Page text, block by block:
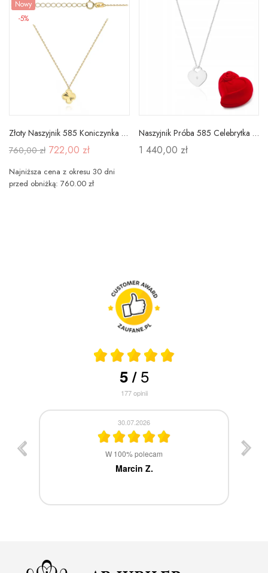
Nowy
-5%
Złoty Naszyjnik 585 Koniczynka Diamentowana Duża
760,00 zł 722,00 zł
Najniższa cena z okresu 30 dni
przed obniżką: 760.00 zł
Naszyjnik Próba 585 Celebrytka Serce Diamenty
1 440,00 zł
5/5
177opinii
30.07.2026
W 100% polecam
Marcin Z.